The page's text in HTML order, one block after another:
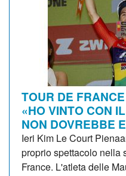
TOUR DE
«HO VINTO CON
NON DOVREBBE
Ieri Kim Le Court
proprio spettacolo nella
France. L'atleta delle